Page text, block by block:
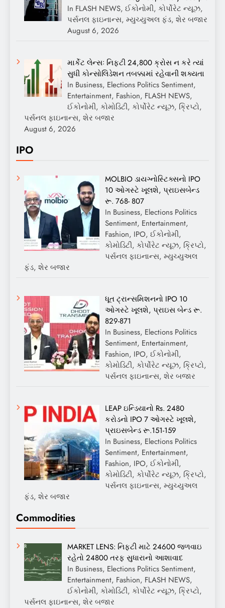
In FLASH NEWS, ઈકોનોમી, કોર્પોરેટ ન્યૂઝ,
પર્સનલ ફાઇનાન્સ, મ્યુચ્યુઅલ ફંડ, શેર બજાર
August 6, 2026
માર્કેટ લેન્સઃ નિફ્ટી 24,800 ક્રોસ ન કરે ત્યાં
સુધી કોન્સોલિડેશન તબક્કામાં રહેવાની શક્યતા
In Business, Elections Politics Sentiment,
Entertainment, Fashion, FLASH NEWS,
ઈકોનોમી, કોમોડિટી, કોર્પોરેટ ન્યૂઝ, ક્રિપ્ટો,
પર્સનલ ફાઇનાન્સ, શેર બજાર
August 6, 2026
IPO
MOLBIO ડાયગ્નોસ્ટિક્સનો IPO
10 ઓગસ્ટે ખૂલશે, પ્રાઇસબેન્ડ
રૂ. 768- 807
In Business, Elections Politics
Sentiment, Entertainment,
Fashion, IPO, ઈકોનોમી,
કોમોડિટી, કોર્પોરેટ ન્યૂઝ, ક્રિપ્ટો,
પર્સનલ ફાઇનાન્સ, મ્યુચ્યુઅલ
ફંડ, શેર બજાર
ધૂત ટ્રાન્સમિશનનો IPO 10
ઓગસ્ટે ખૂલશે, પ્રાઇસ બેન્ડ રૂ.
829-871
In Business, Elections Politics
Sentiment, Entertainment,
Fashion, IPO, ઈકોનોમી,
કોમોડિટી, કોર્પોરેટ ન્યૂઝ, ક્રિપ્ટો,
પર્સનલ ફાઇનાન્સ, શેર બજાર
LEAP ઇન્ડિયાનો Rs. 2480
કરોડનો IPO 7 ઓગસ્ટે ખૂલશે,
પ્રાઇસબેન્ડ રૂ.151-159
In Business, Elections Politics
Sentiment, Entertainment,
Fashion, IPO, ઈકોનોમી,
કોમોડિટી, કોર્પોરેટ ન્યૂઝ, ક્રિપ્ટો,
પર્સનલ ફાઇનાન્સ, મ્યુચ્યુઅલ
ફંડ, શેર બજાર
Commodities
MARKET LENS: નિફ્ટી માટે 24600 જળવાઇ
રહેતો 24800 તરફ સુધારાનો આશાવાદ
In Business, Elections Politics Sentiment,
Entertainment, Fashion, FLASH NEWS,
ઈકોનોમી, કોમોડિટી, કોર્પોરેટ ન્યૂઝ, ક્રિપ્ટો,
પર્સનલ ફાઇનાન્સ, શેર બજાર